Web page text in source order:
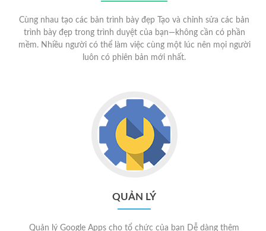
Cùng nhau tạo các bản trình bày đẹp Tạo và chỉnh sửa các bản
trình bày đẹp trong trình duyệt của bạn—không cần có phần
mềm. Nhiều người có thể làm việc cùng một lúc nên mọi người
luôn có phiên bản mới nhất.
QUẢN LÝ
Quản lý Google Apps cho tổ chức của bạn Dễ dàng thêm